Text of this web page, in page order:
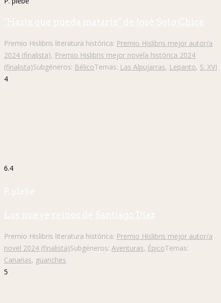
"Hasta que pueda matarte" de José Soto Chica
Premio Hislibris literatura histórica: Premio Hislibris mejor autor/a
2024 (finalista), Premio Hislibris mejor novela histórica 2024
(finalista)Subgéneros: BélicoTemas: Las Alpujarras, Lepanto, S. XVI
4
6.4
P. plebe
Los nueve reinos de Santiago Díaz
Premio Hislibris literatura histórica: Premio Hislibris mejor autor/a
novel 2024 (finalista)Subgéneros: Aventuras, ÉpicoTemas:
Canarias, guanches
5